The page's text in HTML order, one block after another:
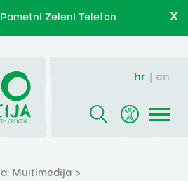
Zeleni Telefon X
hr en
Multimedija